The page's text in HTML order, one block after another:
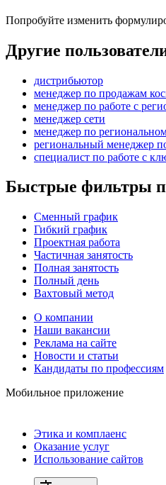
Попробуйте изменить
Другие
дистрибьютор
менеджер по продажам
менеджер по работе с
менеджер сети
менеджер по
региональный менеджер
специалист по работе с
Быстрые фильтры
Сменный график
Гибкий график
Проектная работа
Частичная занятость
Полная занятость
Полный день
Вахтовый метод
О компании
Наши вакансии
Реклама на сайте
Новости и статьи
Кандидаты по профессиям
Мобильное приложение
Этика и комплаенс
Оказание услуг
Использование сайтов